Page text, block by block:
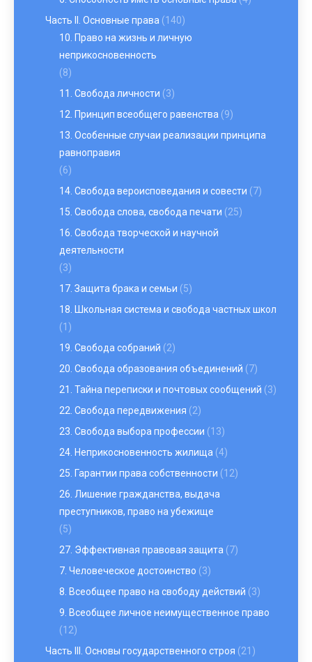
Часть II. Основные права (140)
10. Право на жизнь и личную
неприкосновенность
(8)
11. Свобода личности (3)
12. Принцип всеобщего равенства (9)
13. Особенные случаи реализации принципа
равноправия
(6)
14. Свобода вероисповедания и совести (7)
15. Свобода слова, свобода печати (25)
16. Свобода творческой и научной
деятельности
(3)
17. Защита брака и семьи (5)
18. Школьная система и свобода частных школ
(1)
19. Свобода собраний (2)
20. Свобода образования объединений (7)
21. Тайна переписки и почтовых сообщений (3)
22. Свобода передвижения (2)
23. Свобода выбора профессии (13)
24. Неприкосновенность жилища (4)
25. Гарантии права собственности (12)
26. Лишение гражданства, выдача
преступников, право на убежище
(5)
27. Эффективная правовая защита (7)
7. Человеческое достоинство (3)
8. Всеобщее право на свободу действий (3)
9. Всеобщее личное неимущественное право
(12)
Часть III. Основы государственного строя (21)